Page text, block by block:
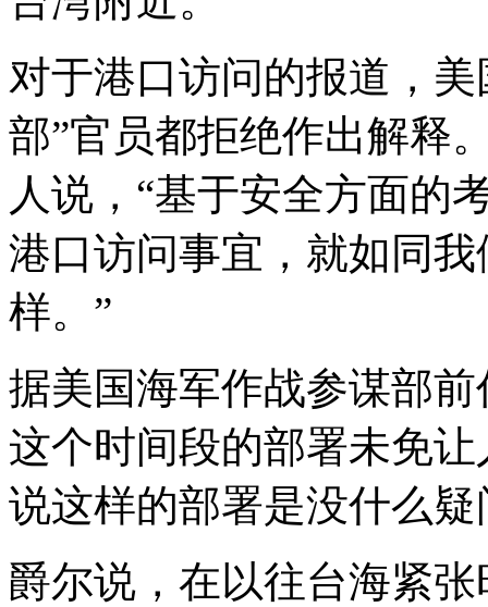
对于港口访问的报道，
部”官员都拒绝作出解释
人说，“基于安全方面的
港口访问事宜，就如同
样。”
据美国海军作战参谋部
这个时间段的部署未免
说这样的部署是没什么
爵尔说，在以往台海紧